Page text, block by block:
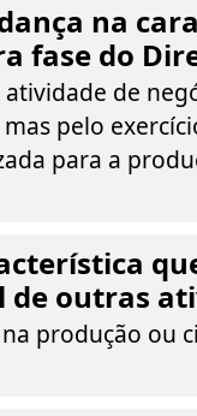
na
fase do
de
pelo
para a
outras
produção ou